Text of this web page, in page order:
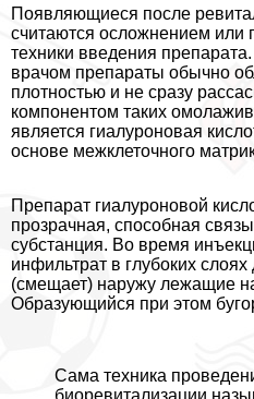
Появляющиеся после
считаются осложнением или
техники введения
врачом препараты обычно
плотностью и не сразу
компонентом таких
является гиалуроновая
основе межклеточного
Препарат гиалуроновой
прозрачная, способная
субстанция. Во время
инфильтрат в глубоких
(смещает) наружу лежащие
Образующийся при этом
Сама техника
биоревитализации